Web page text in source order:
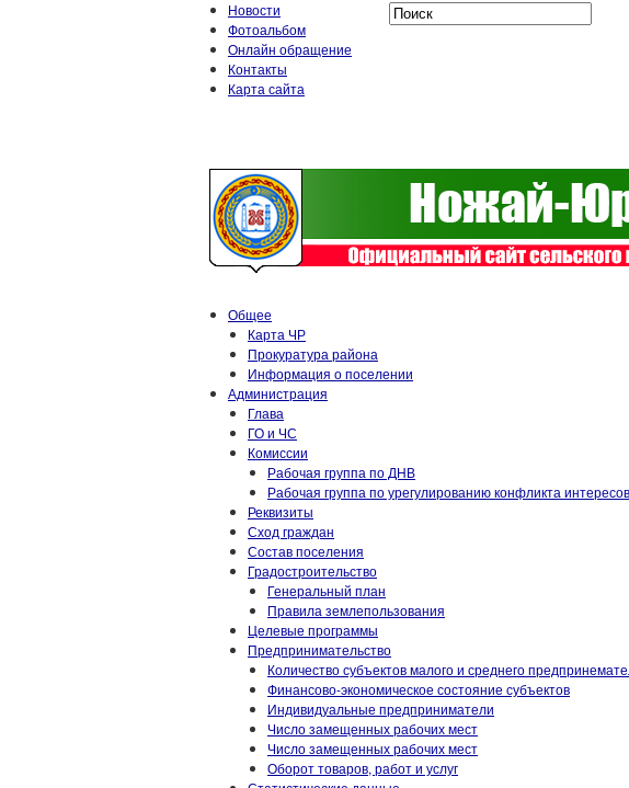
Новости
Фотоальбом
Онлайн обращение
Контакты
Карта сайта
Общее
Карта ЧР
Прокуратура района
Информация о поселении
Администрация
Глава
ГО и ЧС
Комиссии
Рабочая группа по ДНВ
Рабочая группа по урегулированию конфликта интересов
Реквизиты
Сход граждан
Состав поселения
Градостроительство
Генеральный план
Правила землепользования
Целевые программы
Предпринимательство
Количество субъектов малого и среднего
Финансово-экономическое состояние субъектов
Индивидуальные предприниматели
Число замещенных рабочих мест
Число замещенных рабочих мест
Оборот товаров, работ и услуг